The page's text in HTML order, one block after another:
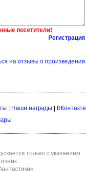
посетители!
Регистрация
на отзывы о произведении
Наши награды
ВКонтакте
только с указанием
.